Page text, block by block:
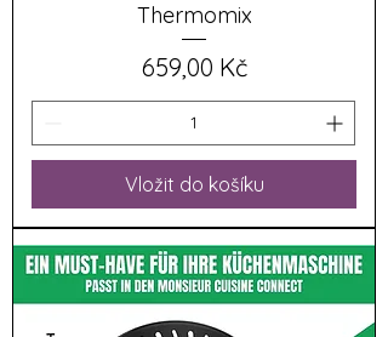
Thermomix
Cena
659,00 Kč
Vložit do košíku